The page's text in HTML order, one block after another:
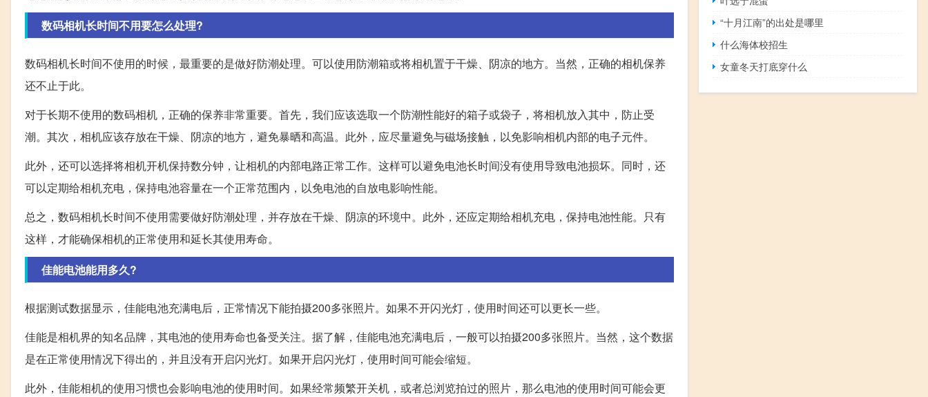
数码相机长时间不用要怎么处理?
数码相机长时间不使用的时候，最重要的是做好防潮处理。可以使用防潮箱或将相机置于干燥、阴凉的地方。当然，正确的相机保养
还不止于此。
对于长期不使用的数码相机，正确的保养非常重要。首先，我们应该选取一个防潮性能好的箱子或袋子，将相机放入其中，防止受
潮。其次，相机应该存放在干燥、阴凉的地方，避免暴晒和高温。此外，应尽量避免与磁场接触，以免影响相机内部的电子元件。
此外，还可以选择将相机开机保持数分钟，让相机的内部电路正常工作。这样可以避免电池长时间没有使用导致电池损坏。同时，还
可以定期给相机充电，保持电池容量在一个正常范围内，以免电池的自放电影响性能。
总之，数码相机长时间不使用需要做好防潮处理，并存放在干燥、阴凉的环境中。此外，还应定期给相机充电，保持电池性能。只有
这样，才能确保相机的正常使用和延长其使用寿命。
佳能电池能用多久?
根据测试数据显示，佳能电池充满电后，正常情况下能拍摄200多张照片。如果不开闪光灯，使用时间还可以更长一些。
佳能是相机界的知名品牌，其电池的使用寿命也备受关注。据了解，佳能电池充满电后，一般可以拍摄200多张照片。当然，这个数据
是在正常使用情况下得出的，并且没有开启闪光灯。如果开启闪光灯，使用时间可能会缩短。
此外，佳能相机的使用习惯也会影响电池的使用时间。如果经常频繁开关机，或者总浏览拍过的照片，那么电池的使用时间可能会更
“十月江南”的出处是哪里
什么海体校招生
女童冬天打底穿什么